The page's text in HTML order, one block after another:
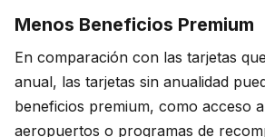
Menos Beneficios Premium
En comparación con las tarjetas
anual, las tarjetas sin anualidad
beneficios premium, como acceso
aeropuertos o programas de